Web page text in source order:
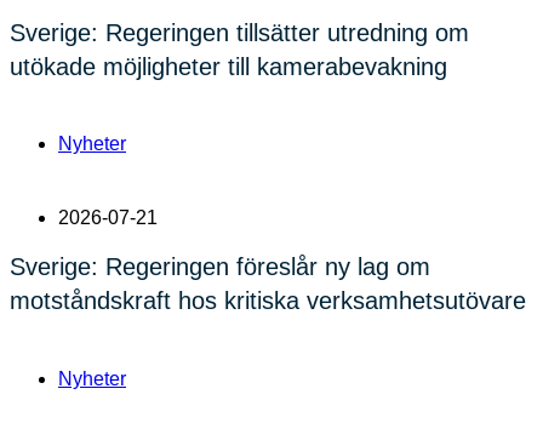
Sverige: Regeringen tillsätter utredning om
utökade möjligheter till kamerabevakning
Nyheter
2026-07-21
Sverige: Regeringen föreslår ny lag om
motståndskraft hos kritiska verksamhetsutövare
Nyheter